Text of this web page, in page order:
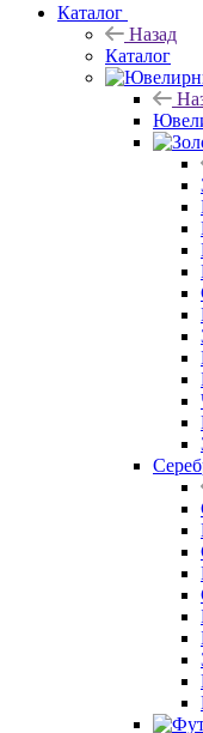
Каталог
Назад
Каталог